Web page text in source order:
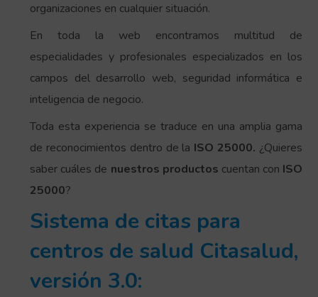
organizaciones en cualquier situación.
En toda la web encontramos multitud de
especialidades y profesionales especializados en los
campos del desarrollo web, seguridad informática e
inteligencia de negocio.
Toda esta experiencia se traduce en una amplia gama
de reconocimientos dentro de la ISO 25000. ¿Quieres
saber cuáles de nuestros productos cuentan con ISO
25000?
Sistema de citas para
centros de salud Citasalud,
versión 3.0: